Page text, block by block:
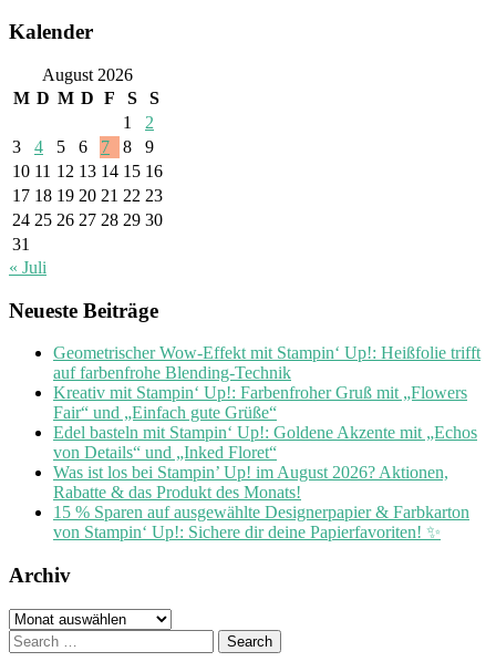
Kalender
August 2026
M D M D F S
S
1
2
3
4 5 6 7 8
9
10 11 12 13 14 15 16
17 18 19 20 21 22 23
24 25 26 27 28 29 30
31
« Juli
Neueste Beiträge
Geometrischer Wow-Effekt mit Stampin‘ Up!: Heißfolie trifft
auf farbenfrohe Blending-Technik
Kreativ mit Stampin‘ Up!: Farbenfroher Gruß mit „Flowers
Fair“ und „Einfach gute Grüße“
Edel basteln mit Stampin‘ Up!: Goldene Akzente mit „Echos
von Details“ und „Inked Floret“
Was ist los bei Stampin’ Up! im August 2026? Aktionen,
Rabatte & das Produkt des Monats!
15 % Sparen auf ausgewählte Designerpapier & Farbkarton
von Stampin‘ Up!: Sichere dir deine Papierfavoriten! ✨
Archiv
Archiv
Search
for: